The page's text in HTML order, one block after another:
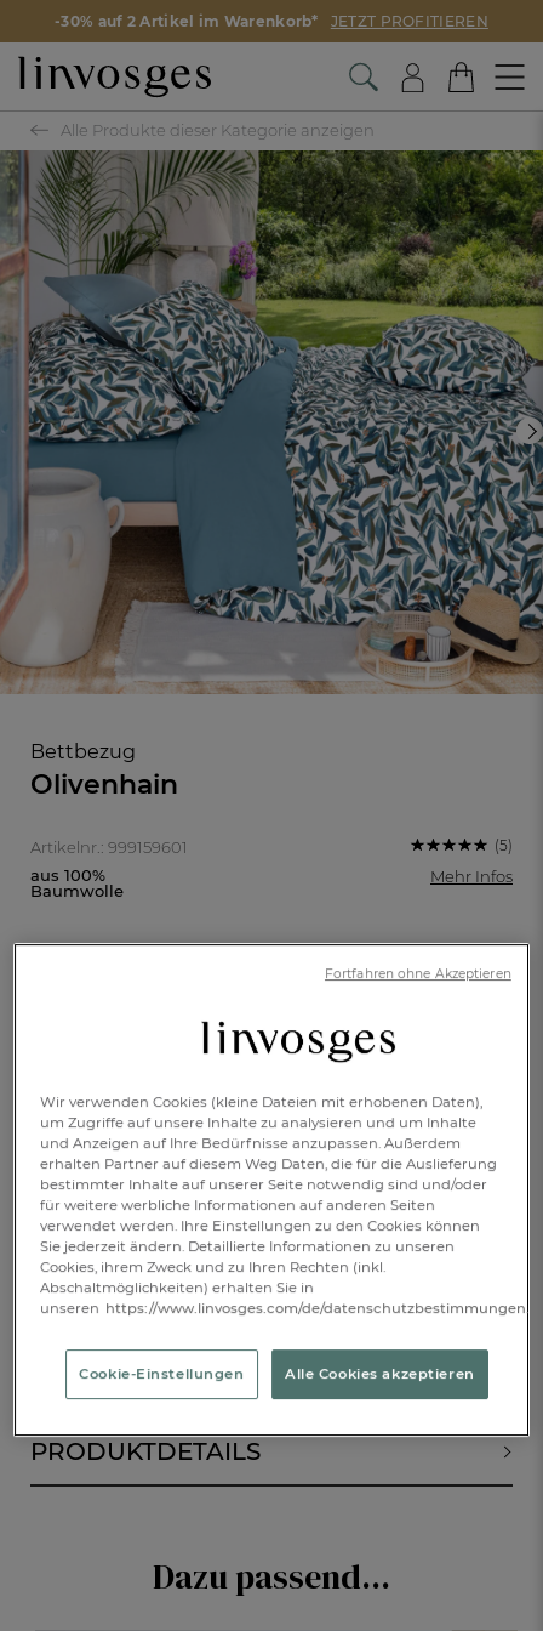
-30% auf 2 Artikel im Warenkorb* JETZT PROFITIEREN
AT
Alle Produkte dieser Kategorie anzeigen
Bettbezug
Olivenhain
Artikelnr.: 999159601
aus 100%
Baumwolle
(5)
Mehr Infos
155x200cm
Verfügbar
€ 85,-
1 IN DEN WARENKORB
BESCHREIBUNG
PRODUKTDETAILS
Dazu passend...
Wir verwenden Cookies (kleine Dateien mit erhobenen Daten),
um Zugriffe auf unsere Inhalte zu analysieren und um Inhalte
und Anzeigen auf Ihre Bedürfnisse anzupassen. Außerdem
erhalten Partner auf diesem Weg Daten, die für die Auslieferung
bestimmter Inhalte auf unserer Seite notwendig sind und/oder
für weitere werbliche Informationen auf anderen Seiten
verwendet werden. Ihre Einstellungen zu den Cookies können
Sie jederzeit ändern. Detaillierte Informationen zu unseren
Cookies, ihrem Zweck und zu Ihren Rechten (inkl.
Abschaltmöglichkeiten) erhalten Sie in
unseren https://www.linvosges.com/de/
Cookie-Einstellungen Alle Cookies akzeptieren
Fortfahren ohne Akzeptieren